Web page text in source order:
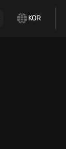
KOR